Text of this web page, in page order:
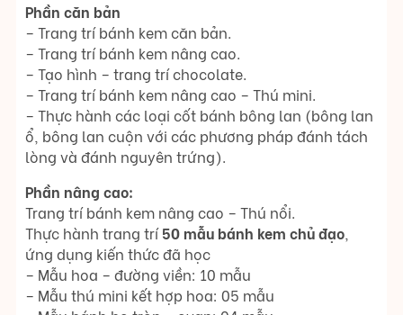
Phần căn bản
– Trang trí bánh kem căn bản.
– Trang trí bánh kem nâng cao.
– Tạo hình – trang trí chocolate.
– Trang trí bánh kem nâng cao – Thú mini.
– Thực hành các loại cốt bánh bông lan (bông lan
ổ, bông lan cuộn với các phương pháp đánh tách
lòng và đánh nguyên trứng).
Phần nâng cao:
Trang trí bánh kem nâng cao – Thú nổi.
Thực hành trang trí50 mẫu bánh kem chủ đạo,
ứng dụng kiến thức đã học
– Mẫu hoa – đường viền: 10 mẫu
– Mẫu thú mini kết hợp hoa: 05 mẫu